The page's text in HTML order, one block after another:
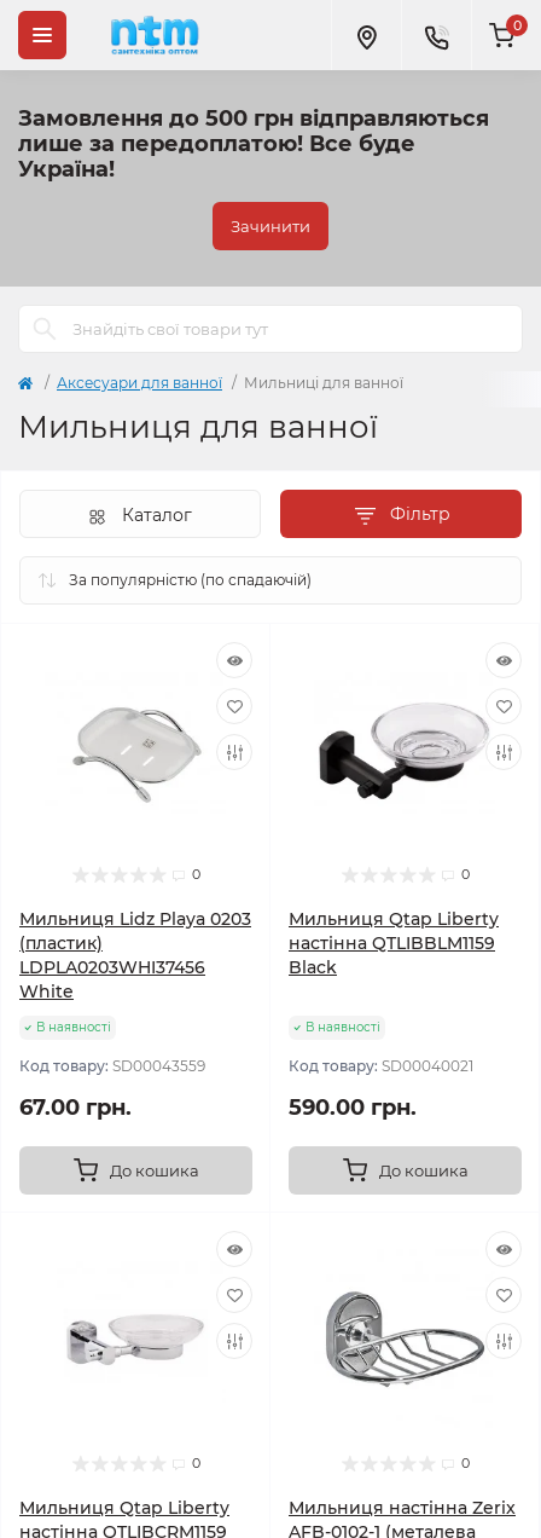
Замовлення до 500 грн відправляються
лише за передоплатою! Все буде
Україна!
Зачинити
0
Аксесуари для ванної Мильниці для ванної
Мильниця для ванної
Фільтр
Каталог
0
Мильниця Lidz Playa 0203
(пластик)
LDPLA0203WHI37456
White
В наявності
Код товару: SD00043559
67.00 грн.
До кошика
0
Мильниця Qtap Liberty
настінна QTLIBBLM1159
Black
В наявності
Код товару: SD00040021
590.00 грн.
До кошика
0
Мильниця Qtap Liberty
настінна QTLIBCRM1159
0
Мильниця настінна Zerix
AFB-0102-1 (металева